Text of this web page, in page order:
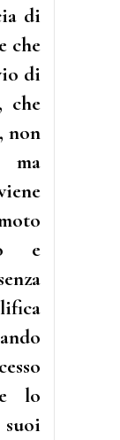
di
che
di
che
non
e
lo